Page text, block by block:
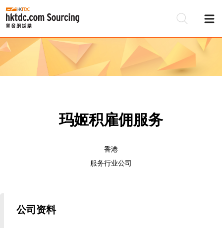
玛姬积雇佣服务
香港
服务行业公司
公司资料